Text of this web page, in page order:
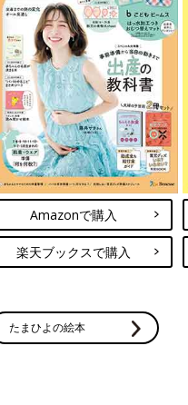
Amazonで購入
楽天ブックスで購入
たまひよの絵本